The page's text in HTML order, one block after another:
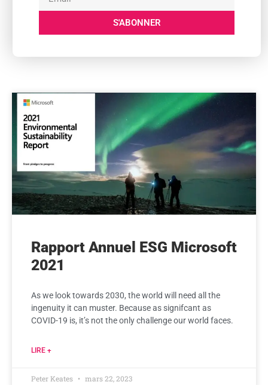
S'ABONNER
Rapport Annuel ESG Microsoft
2021
As we look towards 2030, the world will need all the
ingenuity it can muster. Because as signifcant as
COVID-19 is, it’s not the only challenge our world faces.
LIRE +
Peter Keates mars 22, 2023